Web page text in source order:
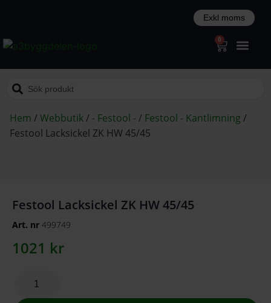
0
Hem /Webbutik/ - Festool -/ Festool - Kantlimning /
Festool Lacksickel ZK HW 45/45
Festool Lacksickel ZK HW 45/45
Art. nr 499749
1021 kr